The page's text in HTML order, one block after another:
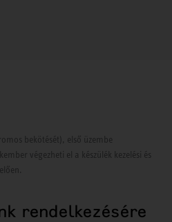
bekötését), első üzembe
végezheti el a készülék kezelési és
rendelkezésére